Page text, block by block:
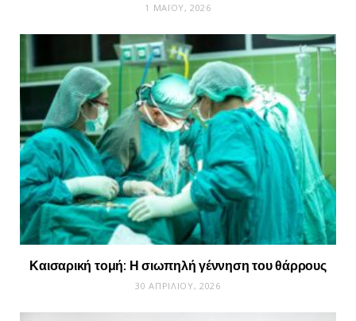
1 ΜΑΪ́ΟΥ, 2026
Καισαρική τομή: Η σιωπηλή γέννηση του θάρρους
30 ΑΠΡΙΛΊΟΥ, 2026